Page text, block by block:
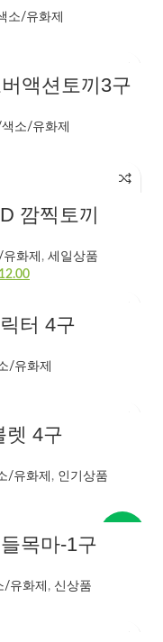
소/유화제
액션토끼3구
소/유화제
깜찍토끼
화제 , 세일상품
12.00현
격:
AUD$12.00.
터 4구
/유화제
렛 4구
/유화제 , 인기상품
목마-1구
유화제 , 신상품